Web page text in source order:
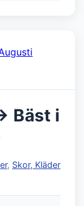
Bäst i
, Skor, Kläder